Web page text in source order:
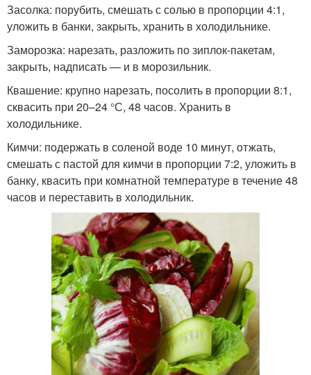
Засолка: порубить, смешать с солью в пропорции 4:1,
уложить в банки, закрыть, хранить в холодильнике.
Заморозка: нарезать, разложить по зиплок-пакетам,
закрыть, надписать — и в морозильник.
Квашение: крупно нарезать, посолить в пропорции 8:1,
сквасить при 20–24 °С, 48 часов. Хранить в
холодильнике.
Кимчи: подержать в соленой воде 10 минут, отжать,
смешать с пастой для кимчи в пропорции 7:2, уложить в
банку, квасить при комнатной температуре в течение 48
часов и переставить в холодильник.